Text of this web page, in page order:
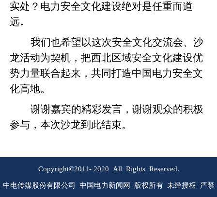
实处？电力安全文化建设绝对是任重而道
远。
我们也希望以这次安全文化交流会、沙
龙活动为契机，把西北区域安全文化建设优
势力量联合起来，共同打造中国电力安全文
化高地。
谢谢嘉宾的精彩发言，谢谢观众的积极
参与，本次沙龙到此结束。
Copyright©2011- 2020 All Rights Reserved.
中电传媒股份有限公司 中国电力新闻网 版权所有 未经授权 严禁